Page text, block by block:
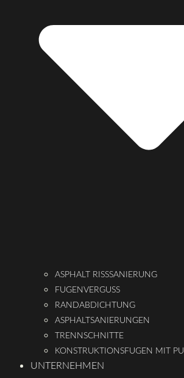
ASPHALT RISSSANIERUNG
FUGENVERGUSS
RANDABDICHTUNG
ASPHALTSANIERUNGEN
TRENNSCHNITTE
KONSTRUKTIONSFUGEN MIT PU
UNTERNEHMEN